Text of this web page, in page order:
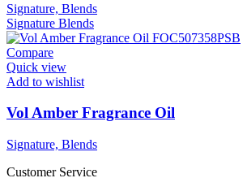
Signature, Blends
Signature Blends
Compare
Quick view
Add to wishlist
Vol Amber Fragrance Oil
Signature, Blends
Customer Service